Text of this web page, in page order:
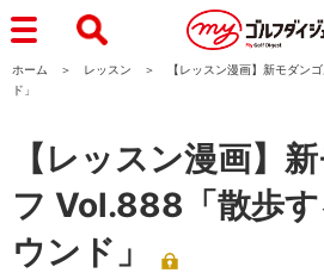
ホーム レッスン
【レッスン漫画】新モダン
ド」
【レッスン漫画】
フ Vol.888「散歩
ウンド」